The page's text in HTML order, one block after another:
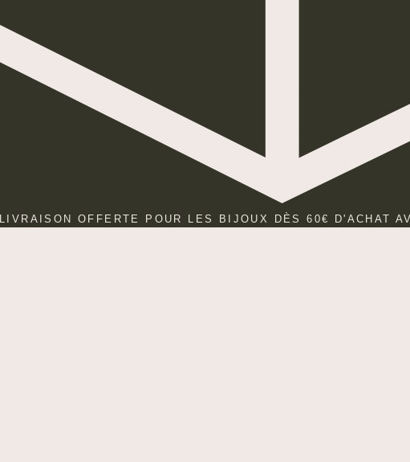
LIVRAISON OFFERTE POUR LES BIJOUX DÈS 60€ D'ACHAT